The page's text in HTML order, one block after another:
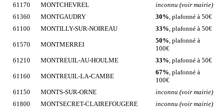
61170
MONTCHEVREL
inconnu (voir mairie)
61360
MONTGAUDRY 30% , plafonné à 50€
61100
MONTILLY-SUR-NOIREAU 33% , plafonné à 50€
61570 MONTMERREI
50% , plafonné à
100€
61210
MONTREUIL-AU-HOULME 33% , plafonné à 50€
61160 MONTREUIL-LA-CAMBE
67% , plafonné à
100€
61150
MONTS-SUR-ORNE
inconnu (voir mairie)
61800
MONTSECRET-CLAIREFOUGERE
inconnu (voir mairie)